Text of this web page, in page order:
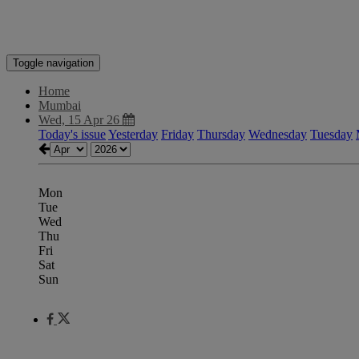
Toggle navigation
Home
Mumbai
Wed, 15 Apr 26
Today's issueYesterday Friday Thursday Wednesday Tuesday
Mon
Tue
Wed
Thu
Fri
Sat
Sun